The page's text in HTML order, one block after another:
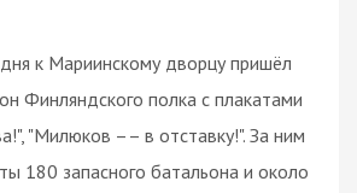
к Мариинскому дворцу пришёл
Финляндского полка с плакатами
"Милюков –– в отставку!". За ним
180 запасного батальона и около